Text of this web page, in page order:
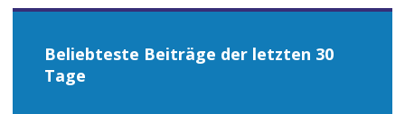
Beliebteste Beiträge der letzten 30
Tage